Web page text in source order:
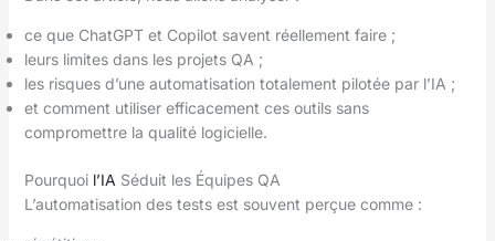
ce que ChatGPT et Copilot savent réellement faire ;
leurs limites dans les projets QA ;
les risques d’une automatisation totalement pilotée par l’IA ;
et comment utiliser efficacement ces outils sans
compromettre la qualité logicielle.
Pourquoi l’IA Séduit les Équipes QA
L’automatisation des tests est souvent perçue comme :